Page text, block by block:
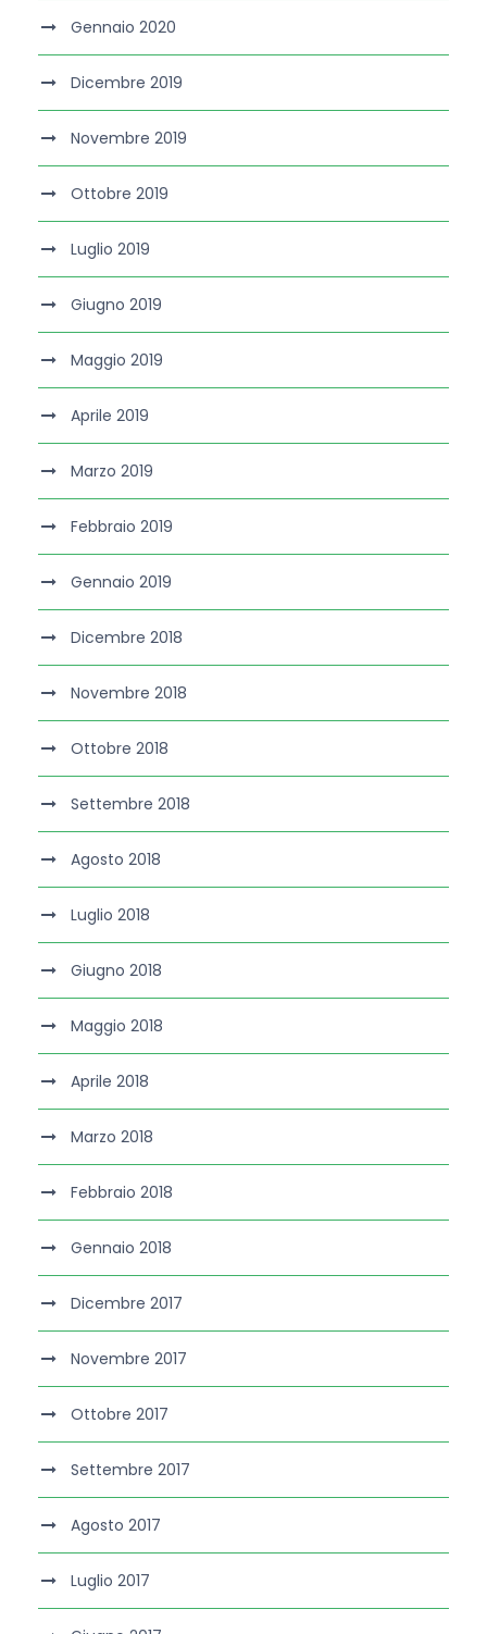
Gennaio 2020
Dicembre 2019
Novembre 2019
Ottobre 2019
Luglio 2019
Giugno 2019
Maggio 2019
Aprile 2019
Marzo 2019
Febbraio 2019
Gennaio 2019
Dicembre 2018
Novembre 2018
Ottobre 2018
Settembre 2018
Agosto 2018
Luglio 2018
Giugno 2018
Maggio 2018
Aprile 2018
Marzo 2018
Febbraio 2018
Gennaio 2018
Dicembre 2017
Novembre 2017
Ottobre 2017
Settembre 2017
Agosto 2017
Luglio 2017